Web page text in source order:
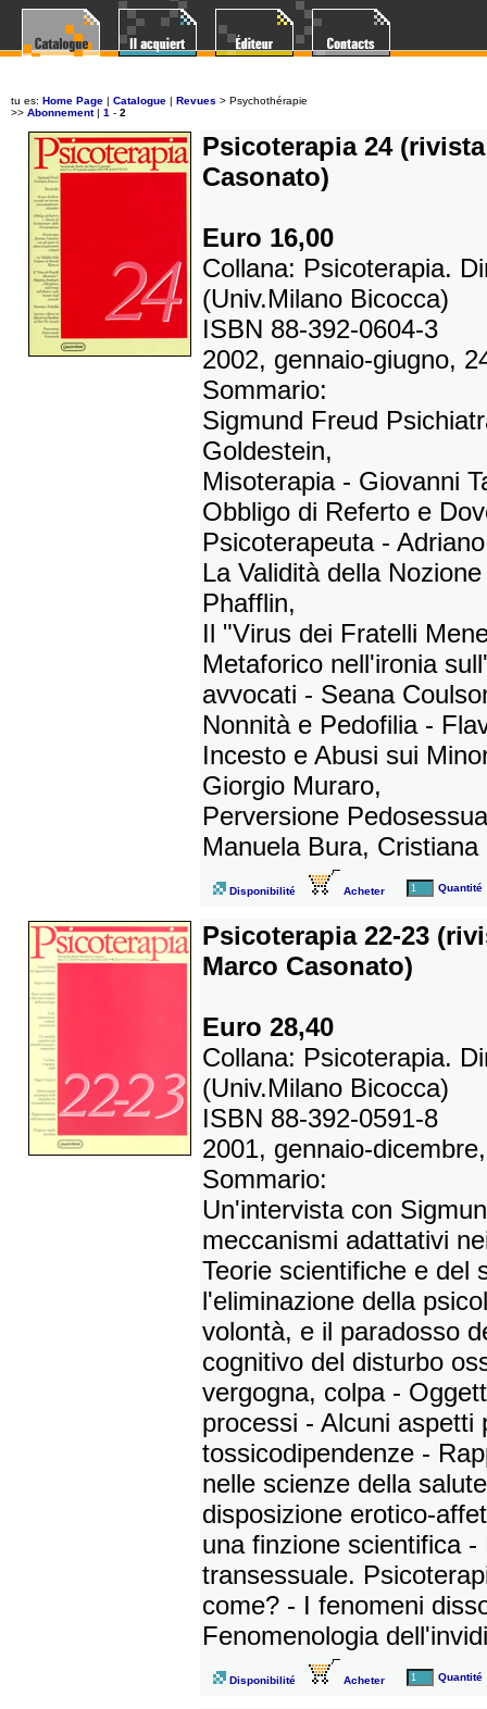
tu es: Home Page | Catalogue | Revues > Psychothérapie
>> Abonnement| 1 - 2
Psicoterapia 24
Casonato)
Euro 16,00
Collana: Psicoterapia.
(Univ.Milano Bicocca)
ISBN 88-392-0604-3
2002, gennaio-giugno,
Sommario:
Sigmund Freud
Goldestein,
Misoterapia - Giovanni
Obbligo di Referto e
Psicoterapeuta -
La Validità della
Phafflin,
Il "Virus dei Fratelli
Metaforico nell'ironia
avvocati - Seana
Nonnità e Pedofilia -
Incesto e Abusi sui
Giorgio Muraro,
Perversione
Manuela Bura, Cristiana
Disponibilité Acheter Quantité
Psicoterapia 22-23
Marco Casonato)
Euro 28,40
Collana: Psicoterapia.
(Univ.Milano Bicocca)
ISBN 88-392-0591-8
2001, gennaio-
Sommario:
Un'intervista con
meccanismi adattativi
Teorie scientifiche e del
l'eliminazione della
volontà, e il paradosso
cognitivo del disturbo
vergogna, colpa -
processi - Alcuni aspetti
tossicodipendenze -
nelle scienze della
disposizione erotico-
una finzione scientifica
transessuale.
come? - I fenomeni
Fenomenologia
Disponibilité Acheter Quantité